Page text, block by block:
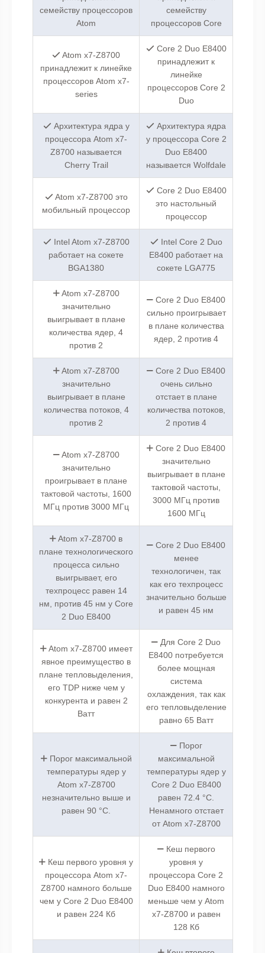
семейству процессоров
Atom
семейству
процессоров Core
Atom x7-Z8700
принадлежит к линейке
процессоров Atom x7-
series
Core 2 Duo E8400
принадлежит к
линейке
процессоров Core 2
Duo
Архитектура ядра у
процессора Atom x7-
Z8700 называется
Cherry Trail
Архитектура ядра
у процессора Core 2
Duo E8400
называется Wolfdale
Atom x7-Z8700 это
мобильный процессор
Core 2 Duo E8400
это настольный
процессор
Intel Atom x7-Z8700
работает на сокете
BGA1380
Intel Core 2 Duo
E8400 работает на
сокете LGA775
Atom x7-Z8700
значительно
выигрывает в плане
количества ядер, 4
против 2
Core 2 Duo E8400
сильно проигрывает
в плане количества
ядер, 2 против 4
Atom x7-Z8700
значительно
выигрывает в плане
количества потоков, 4
против 2
Core 2 Duo E8400
очень сильно
отстает в плане
количества потоков,
2 против 4
Atom x7-Z8700
значительно
проигрывает в плане
тактовой частоты, 1600
МГц против 3000 МГц
Core 2 Duo E8400
значительно
выигрывает в плане
тактовой частоты,
3000 МГц против
1600 МГц
Atom x7-Z8700 в
плане технологического
процесса сильно
выигрывает, его
техпроцесс равен 14
нм, против 45 нм у Core
2 Duo E8400
Core 2 Duo E8400
менее
технологичен, так
как его техпроцесс
значительно больше
и равен 45 нм
Atom x7-Z8700 имеет
явное преимущество в
плане тепловыделения,
его TDP ниже чем у
конкурента и равен 2
Ватт
Для Core 2 Duo
E8400 потребуется
более мощная
система
охлаждения, так как
его тепловыделение
равно 65 Ватт
Порог максимальной
температуры ядер у
Atom x7-Z8700
незначительно выше и
равен 90 °C.
Порог
максимальной
температуры ядер у
Core 2 Duo E8400
равен 72.4 °C.
Ненамного отстает
от Atom x7-Z8700
Кеш первого уровня у
процессора Atom x7-
Z8700 намного больше
чем у Core 2 Duo E8400
и равен 224 Кб
Кеш первого
уровня у
процессора Core 2
Duo E8400 намного
меньше чем у Atom
x7-Z8700 и равен
128 Кб